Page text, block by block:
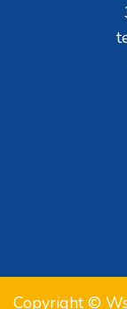
Copyright ©